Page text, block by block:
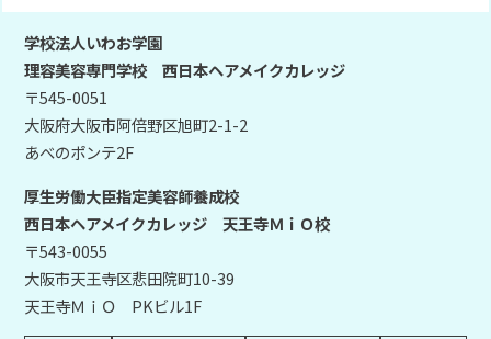
学校法人いわお学園
理容美容専門学校 西日本ヘアメイクカレッジ
〒545-0051
大阪府大阪市阿倍野区旭町2-1-2
あべのポンテ2F
厚生労働大臣指定美容師養成校
西日本ヘアメイクカレッジ 天王寺ＭｉＯ校
〒543-0055
大阪市天王寺区悲田院町10-39
天王寺ＭｉＯ PKビル1F